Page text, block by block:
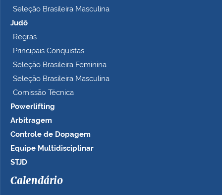
Seleção Brasileira Masculina
Judô
Regras
Principais Conquistas
Seleção Brasileira Feminina
Seleção Brasileira Masculina
Comissão Técnica
Powerlifting
Arbitragem
Controle de Dopagem
Equipe Multidisciplinar
STJD
Calendário